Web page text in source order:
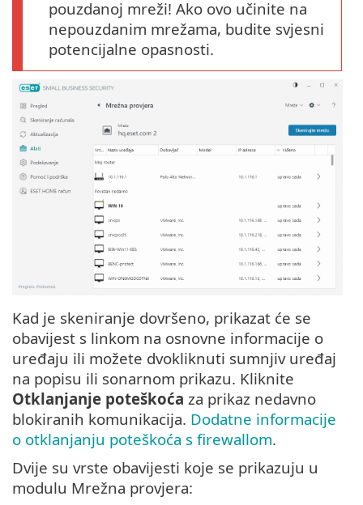
pouzdanoj mreži! Ako ovo učinite na
nepouzdanim mrežama, budite svjesni
potencijalne opasnosti.
Kad je skeniranje dovršeno, prikazat će se
obavijest s linkom na osnovne informacije o
uređaju ili možete dvokliknuti sumnjiv uređaj
na popisu ili sonarnom prikazu. Kliknite
Otklanjanje poteškoća za prikaz nedavno
blokiranih komunikacija. Dodatne informacije
o otklanjanju poteškoća s firewallom.
Dvije su vrste obavijesti koje se prikazuju u
modulu Mrežna provjera: